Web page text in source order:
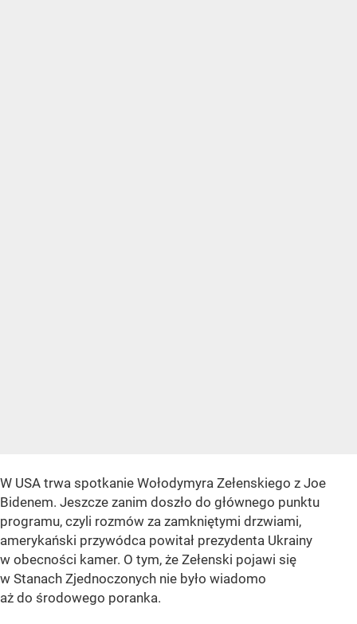
W USA trwa spotkanie Wołodymyra Zełenskiego z Joe
Bidenem. Jeszcze zanim doszło do głównego punktu
programu, czyli rozmów za zamkniętymi drzwiami,
amerykański przywódca powitał prezydenta Ukrainy
w obecności kamer. O tym, że Zełenski pojawi się
w Stanach Zjednoczonych nie było wiadomo
aż do środowego poranka.